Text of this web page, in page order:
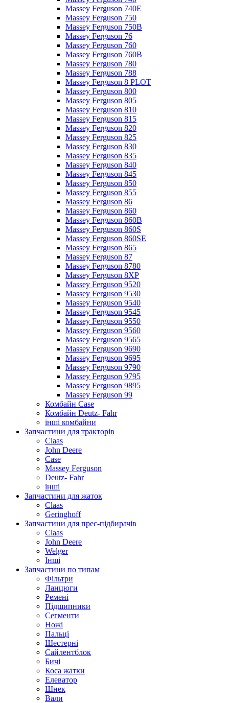
Massey Ferguson 740E
Massey Ferguson 750
Massey Ferguson 750B
Massey Ferguson 76
Massey Ferguson 760
Massey Ferguson 760B
Massey Ferguson 780
Massey Ferguson 788
Massey Ferguson 8 PLOT
Massey Ferguson 800
Massey Ferguson 805
Massey Ferguson 810
Massey Ferguson 815
Massey Ferguson 820
Massey Ferguson 825
Massey Ferguson 830
Massey Ferguson 835
Massey Ferguson 840
Massey Ferguson 845
Massey Ferguson 850
Massey Ferguson 855
Massey Ferguson 86
Massey Ferguson 860
Massey Ferguson 860B
Massey Ferguson 860S
Massey Ferguson 860SE
Massey Ferguson 865
Massey Ferguson 87
Massey Ferguson 8780
Massey Ferguson 8XP
Massey Ferguson 9520
Massey Ferguson 9530
Massey Ferguson 9540
Massey Ferguson 9545
Massey Ferguson 9550
Massey Ferguson 9560
Massey Ferguson 9565
Massey Ferguson 9690
Massey Ferguson 9695
Massey Ferguson 9790
Massey Ferguson 9795
Massey Ferguson 9895
Massey Ferguson 99
Комбайн Case
Комбайн Deutz- Fahr
інші комбайни
Запчастини для тракторів
Claas
John Deere
Case
Massey Ferguson
Deutz- Fahr
інші
Запчастини для жаток
Claas
Geringhoff
Запчастини для прес-підбирачів
Claas
John Deere
Welger
Інші
Запчастини по типам
Фільтри
Ланцюги
Ремені
Підшипники
Сегменти
Ножі
Пальці
Шестерні
Сайлентблок
Бичі
Коса жатки
Елеватор
Шнек
Вали